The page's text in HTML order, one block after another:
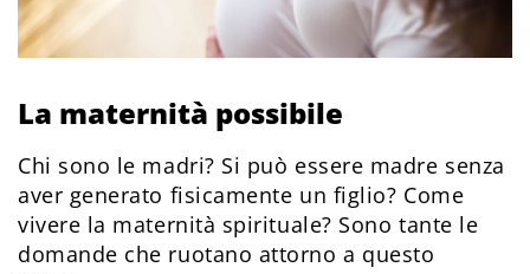
La maternità possibile
Chi sono le madri? Si può essere madre senza
aver generato fisicamente un figlio? Come
vivere la maternità spirituale? Sono tante le
domande che ruotano attorno a questo